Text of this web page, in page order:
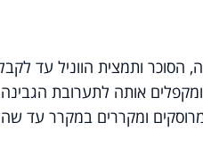
ותמצית הווניל עד
אותה לתערובת